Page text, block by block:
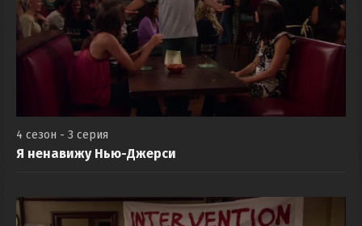
4 сезон - 3 серия
Я ненавижу Нью-Джерси